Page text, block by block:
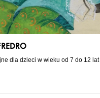
dla dzieci w wieku od 7 do 12 lat